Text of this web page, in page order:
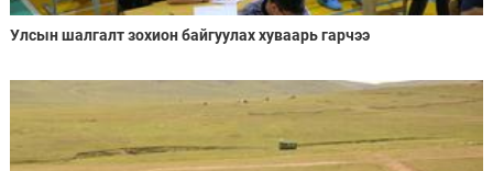
Улсын шалгалт зохион байгуулах хуваарь гарчээ